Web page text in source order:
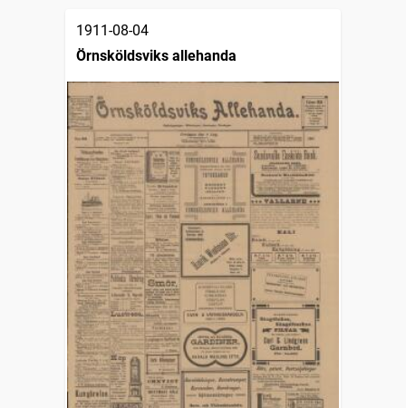
1911-08-04
Örnsköldsviks allehanda